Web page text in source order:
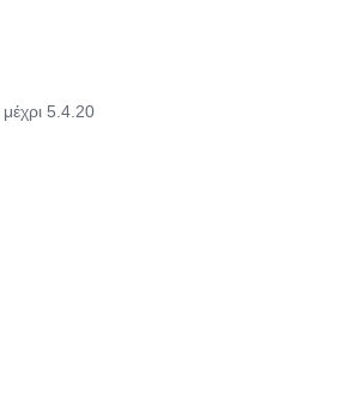
5.4.20